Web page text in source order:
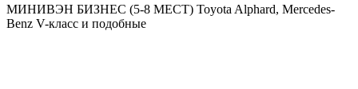
МИНИВЭН БИЗНЕС (5-8 МЕСТ) Toyota Alphard, Mercedes-
Benz V-класс и подобные